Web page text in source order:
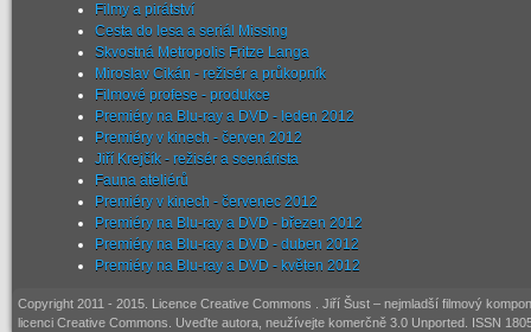
Filmy a pirátství
Cesta do lesa a seriál Missing
Skvostná Metropolis Fritze Langa
Miroslav Cikán - režisér a průkopník
Filmové profese - produkce
Premiéry na Blu-ray a DVD - leden 2012
Premiéry v kinech - červen 2012
Jiří Krejčík - režisér a scenárista
Fauna ateliérů
Premiéry v kinech - červenec 2012
Premiéry na Blu-ray a DVD - březen 2012
Premiéry na Blu-ray a DVD - duben 2012
Premiéry na Blu-ray a DVD - květen 2012
Copyright 2011 - 2015. Licence Creative Commons
. Jiří Šust – nejmladší filmový
licenci Creative Commons. Uveďte autora, neužívejte komerčně 3.0 Unported. ISSN